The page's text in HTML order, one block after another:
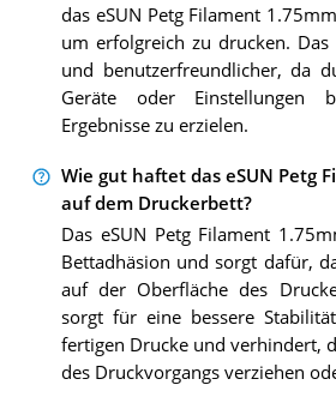
das eSUN Petg Filament
um erfolgreich zu drucken.
und benutzerfreundlicher, da
Geräte oder Einstellungen
Ergebnisse zu erzielen.
Wie gut haftet das eSUN Petg
auf dem Druckerbett?
Das eSUN Petg Filament
Bettadhäsion und sorgt dafür,
auf der Oberfläche des
sorgt für eine bessere
fertigen Drucke und verhindert,
des Druckvorgangs verziehen